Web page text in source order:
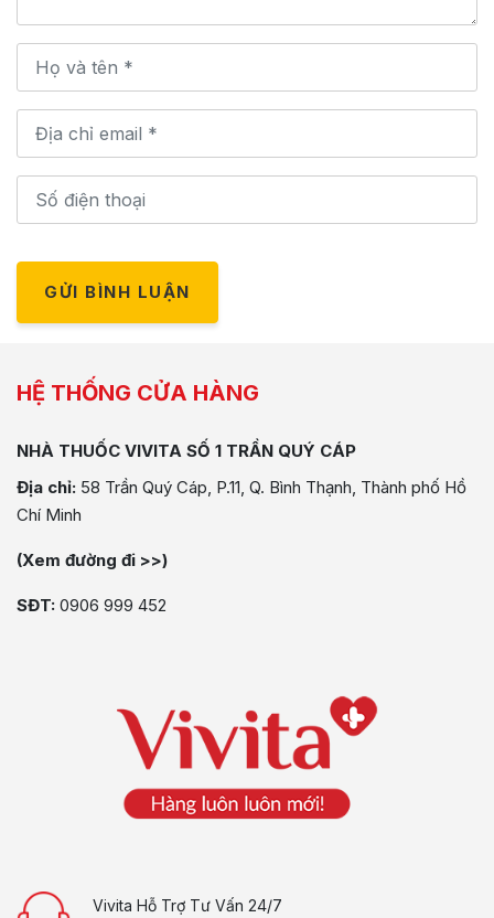
GỬI BÌNH LUẬN
HỆ THỐNG CỬA HÀNG
NHÀ THUỐC VIVITA SỐ 1 TRẦN QUÝ CÁP
Địa chỉ: 58 Trần Quý Cáp, P.11, Q. Bình Thạnh, Thành phố Hồ
Chí Minh
(Xem đường đi >>)
SĐT: 0906 999 452
Vivita Hỗ Trợ Tư Vấn 24/7